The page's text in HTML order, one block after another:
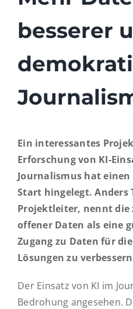
besserer
Ein interessantes
Erforschung von KI-
Journalismus hat
Start hingelegt. Anders
Projektleiter, nennt die
offener Daten als eine
Zugang zu Daten für
Lösungen zu
Der Einsatz von KI im
Bedrohung angesehen.